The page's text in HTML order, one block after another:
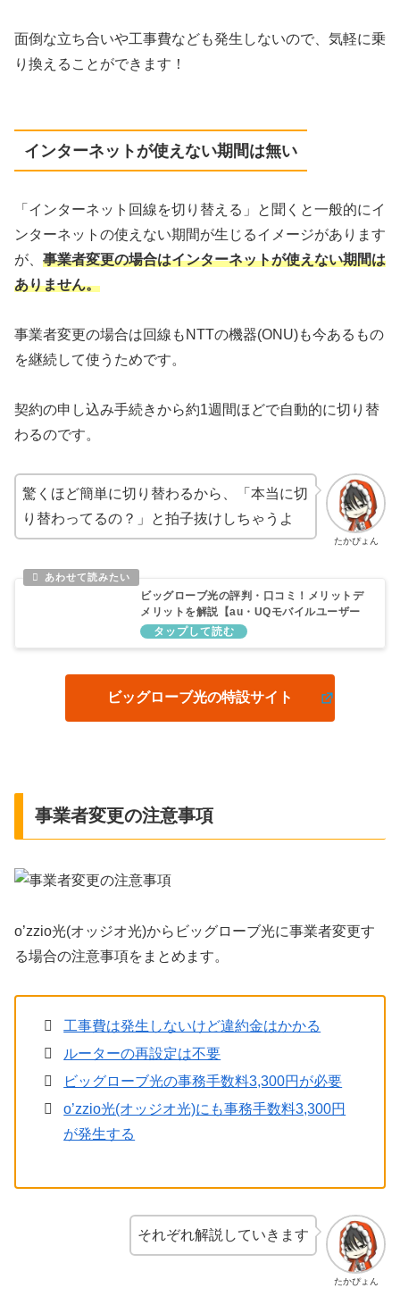
面倒な立ち合いや工事費なども発生しないので、気軽に乗
り換えることができます！
インターネットが使えない期間は無い
「インターネット回線を切り替える」と聞くと一般的にイ
ンターネットの使えない期間が生じるイメージがあります
が、 事業者変更の場合はインターネットが使えない期間は
ありません。
事業者変更の場合は回線もNTTの機器(ONU)も今あるもの
を継続して使うためです。
契約の申し込み手続きから約1週間ほどで自動的に切り替
わるのです。
たかぴょん
驚くほど簡単に切り替わるから、「本当に切
り替わってるの？」と拍子抜けしちゃうよ
ビッグローブ光の評判・口コミ！メリットデ
メリットを解説【au・UQモバイルユーザー
におすすめ】
ビッグローブ光の特設サイト
事業者変更の注意事項
o’zzio光(オッジオ光)からビッグローブ光に事業者変更す
る場合の注意事項をまとめます。
工事費は発生しないけど違約金はかかる
ルーターの再設定は不要
ビッグローブ光の事務手数料3,300円が必要
o’zzio光(オッジオ光)にも事務手数料3,300円
が発生する
たかぴょん
それぞれ解説していきます